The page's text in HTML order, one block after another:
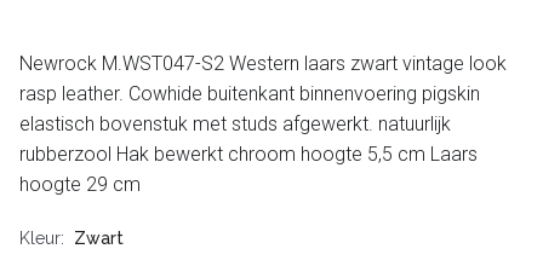
Newrock M.WST047-S2 Western laars zwart vintage look
rasp leather. Cowhide buitenkant binnenvoering pigskin
elastisch bovenstuk met studs afgewerkt. natuurlijk
rubberzool Hak bewerkt chroom hoogte 5,5 cm Laars
hoogte 29 cm
Kleur Zwart